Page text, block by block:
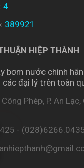
4
389921
HIỆP THÀNH
bơm nước chính
đại lý trên toàn
Phép, P. An Lạc,
-